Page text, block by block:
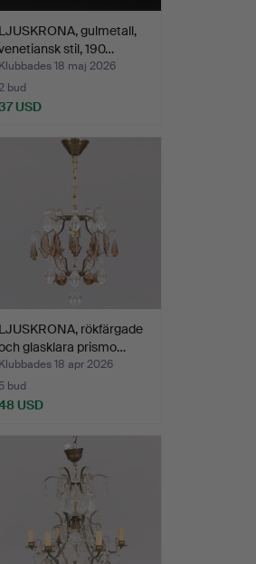
LJUSKRONA, gulmetall,
stil, 190…
Klubbades 18 maj 2026
bud
USD
LJUSKRONA, rökfärgade
glasklara prismo…
Klubbades 18 apr 2026
5 bud
USD